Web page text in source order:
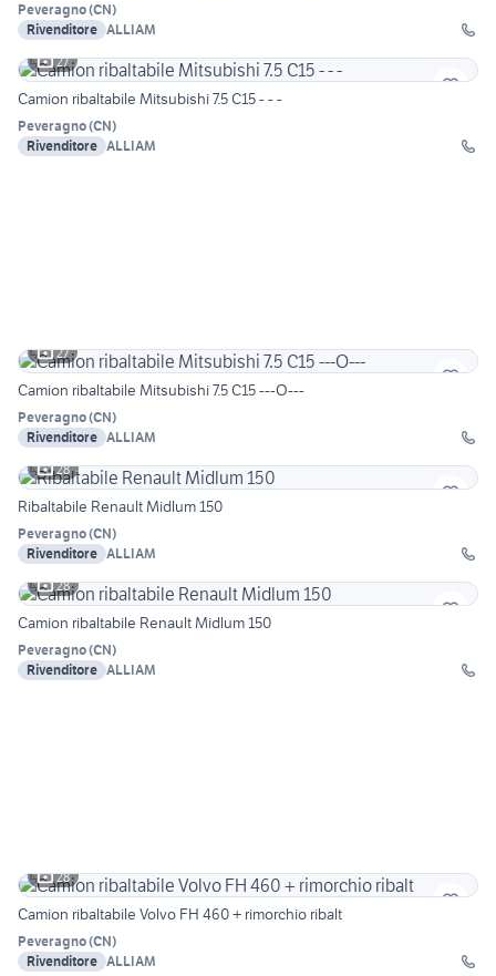
Peveragno(CN)
Rivenditore ALLIAM
27
Camion ribaltabile Mitsubishi 7.5 C15 - - -
Peveragno(CN)
Rivenditore ALLIAM
27
Camion ribaltabile Mitsubishi 7.5 C15 ---O---
Peveragno(CN)
Rivenditore ALLIAM
28
Ribaltabile Renault Midlum 150
Peveragno(CN)
Rivenditore ALLIAM
28
Camion ribaltabile Renault Midlum 150
Peveragno(CN)
Rivenditore ALLIAM
28
Camion ribaltabile Volvo FH 460 + rimorchio ribalt
Peveragno(CN)
Rivenditore ALLIAM